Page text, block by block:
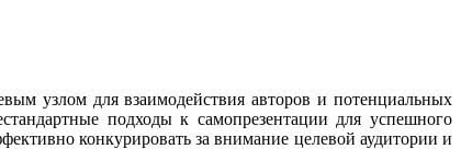
узлом для взаимодействия авторов и потенциальных
подходы к самопрезентации для успешного
конкурировать за внимание целевой аудитории и